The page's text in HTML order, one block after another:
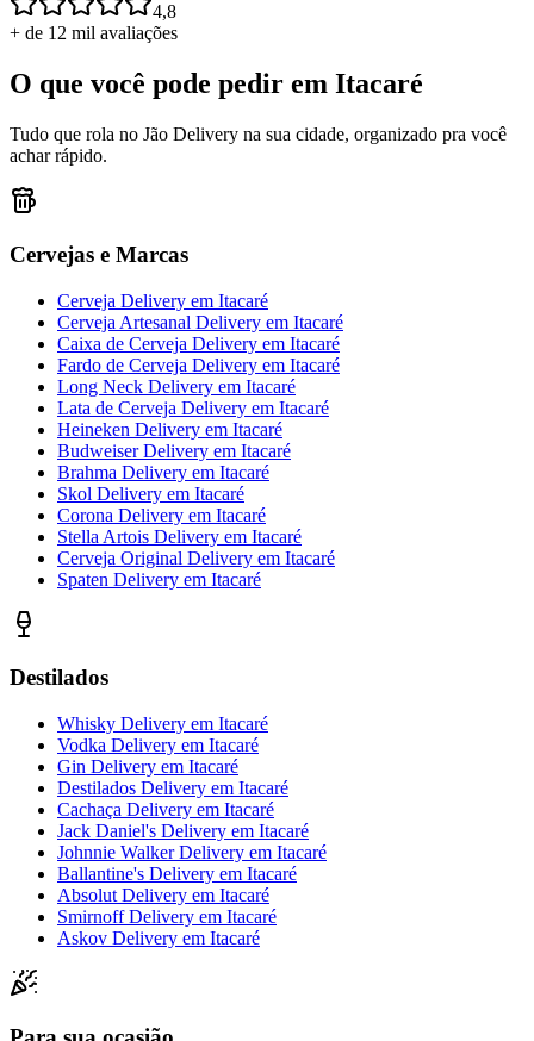
4,8
+ de 12 mil avaliações
O que você pode pedir em Itacaré
Tudo que rola no Jão Delivery na sua cidade, organizado pra você
achar rápido.
Cervejas e Marcas
Cerveja Delivery em Itacaré
Cerveja Artesanal Delivery em Itacaré
Caixa de Cerveja Delivery em Itacaré
Fardo de Cerveja Delivery em Itacaré
Long Neck Delivery em Itacaré
Lata de Cerveja Delivery em Itacaré
Heineken Delivery em Itacaré
Budweiser Delivery em Itacaré
Brahma Delivery em Itacaré
Skol Delivery em Itacaré
Corona Delivery em Itacaré
Stella Artois Delivery em Itacaré
Cerveja Original Delivery em Itacaré
Spaten Delivery em Itacaré
Destilados
Whisky Delivery em Itacaré
Vodka Delivery em Itacaré
Gin Delivery em Itacaré
Destilados Delivery em Itacaré
Cachaça Delivery em Itacaré
Jack Daniel's Delivery em Itacaré
Johnnie Walker Delivery em Itacaré
Ballantine's Delivery em Itacaré
Absolut Delivery em Itacaré
Smirnoff Delivery em Itacaré
Askov Delivery em Itacaré